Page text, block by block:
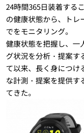
24時間365日装着する
の健康状態から、トレ
でをモニタリング。
健康状態を把握し、一
グ状況を分析・提案す
て以来、長く身につけ
な計測・提案を提供す
てきた。